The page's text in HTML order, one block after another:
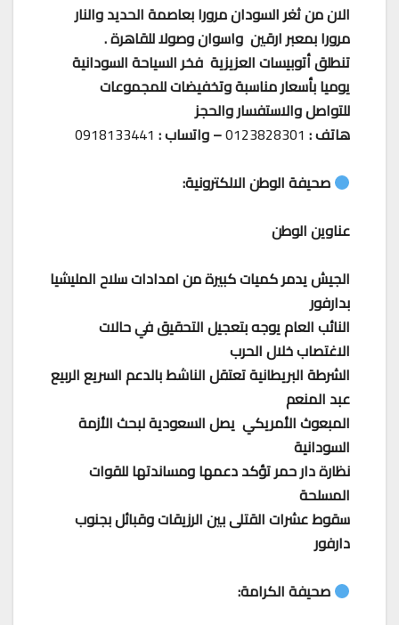
الان من ثغر السودان مرورا بعاصمة الحديد والنار
مرورا بمعبر ارقين واسوان وصولا للقاهرة .
تنطلق أتوبيسات العزيزية فخر السياحة السودانية
يوميا بأسعار مناسبة وتخفيضات للمجموعات
للتواصل والاستفسار والحجز
هاتف : 0123828301– واتساب : 0918133441
صحيفة الوطن الالكترونية:
عناوين الوطن
الجيش يدمر كميات كبيرة من امدادات سلاح المليشيا
بدارفور
النائب العام يوجه بتعجيل التحقيق في حالات
الاغتصاب خلال الحرب
الشرطة البريطانية تعتقل الناشط بالدعم السريع الربيع
عبد المنعم
المبعوث الأمريكي يصل السعودية لبحث الأزمة
السودانية
نظارة دار حمر تؤكد دعمها ومساندتها للقوات
المسلحة
سقوط عشرات القتلى بين الرزيقات وقبائل بجنوب
دارفور
صحيفة الكرامة: